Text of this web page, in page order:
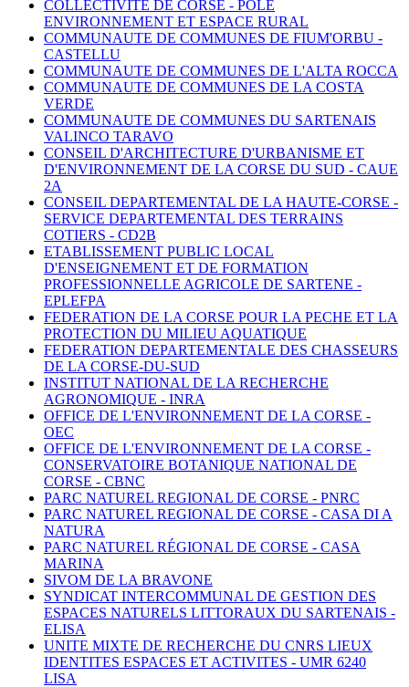
COLLECTIVITÉ DE CORSE - POLE
ENVIRONNEMENT ET ESPACE RURAL
COMMUNAUTE DE COMMUNES DE FIUM'ORBU -
CASTELLU
COMMUNAUTE DE COMMUNES DE L'ALTA ROCCA
COMMUNAUTE DE COMMUNES DE LA COSTA
VERDE
COMMUNAUTE DE COMMUNES DU SARTENAIS
VALINCO TARAVO
CONSEIL D'ARCHITECTURE D'URBANISME ET
D'ENVIRONNEMENT DE LA CORSE DU SUD - CAUE
2A
CONSEIL DEPARTEMENTAL DE LA HAUTE-CORSE -
SERVICE DEPARTEMENTAL DES TERRAINS
COTIERS - CD2B
ETABLISSEMENT PUBLIC LOCAL
D'ENSEIGNEMENT ET DE FORMATION
PROFESSIONNELLE AGRICOLE DE SARTENE -
EPLEFPA
FEDERATION DE LA CORSE POUR LA PECHE ET LA
PROTECTION DU MILIEU AQUATIQUE
FEDERATION DEPARTEMENTALE DES CHASSEURS
DE LA CORSE-DU-SUD
INSTITUT NATIONAL DE LA RECHERCHE
AGRONOMIQUE - INRA
OFFICE DE L'ENVIRONNEMENT DE LA CORSE -
OEC
OFFICE DE L'ENVIRONNEMENT DE LA CORSE -
CONSERVATOIRE BOTANIQUE NATIONAL DE
CORSE - CBNC
PARC NATUREL REGIONAL DE CORSE - PNRC
PARC NATUREL REGIONAL DE CORSE - CASA DI A
NATURA
PARC NATUREL RÉGIONAL DE CORSE - CASA
MARINA
SIVOM DE LA BRAVONE
SYNDICAT INTERCOMMUNAL DE GESTION DES
ESPACES NATURELS LITTORAUX DU SARTENAIS -
ELISA
UNITE MIXTE DE RECHERCHE DU CNRS LIEUX
IDENTITES ESPACES ET ACTIVITES - UMR 6240
LISA